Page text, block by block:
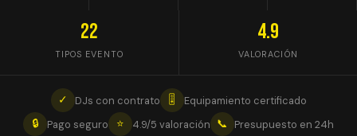
22
TIPOS EVENTO
4.9
VALORACIÓN
✓ DJs con contrato 🎚
Equipamiento certificado
🔒
Pago seguro ⭐ 4.9/5 valoración 📞 Presupuesto en 24h